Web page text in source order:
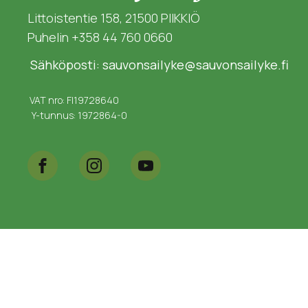
Littoistentie 158, 21500 PIIKKIÖ
Puhelin +358 44 760 0660
Sähköposti: sauvonsailyke@sauvonsailyke.fi
VAT nro: FI19728640
Y-tunnus: 1972864-0